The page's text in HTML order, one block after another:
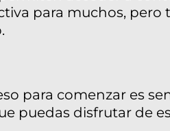
para muchos,
para comenzar es
puedas disfrutar de